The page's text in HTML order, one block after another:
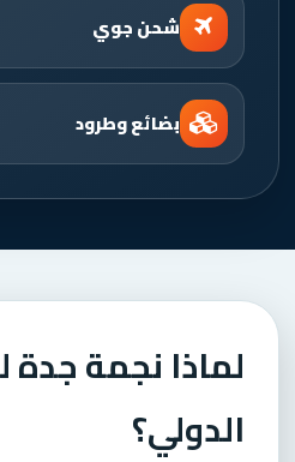
شحن جوي
بضائع وطرود
لماذا نجمة
الدولي؟